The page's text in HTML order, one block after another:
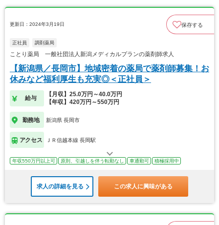
更新日：2024年3月19日 保存する
正社員 調剤薬局
ことり薬局 一般社団法人新潟メディカルプランの薬剤師求人
【新潟県／長岡市】地域密着の薬局で薬剤師募集！お
休みなど福利厚生も充実◎＜正社員＞
給与
【月収】25.0万円～40.0万円
【年収】420万円～550万円
勤務地 新潟県 長岡市
アクセス ＪＲ信越本線 長岡駅
年収550万円以上可 原則、引越しを伴う転勤なし 車通勤可 積極採用中
求人の詳細を見る この求人に興味がある